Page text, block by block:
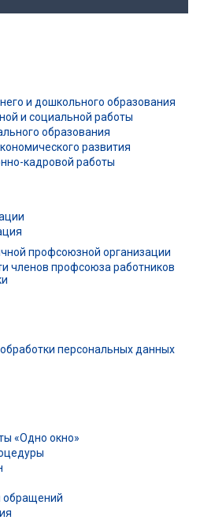
и дошкольного образования
и социальной работы
образования
развития
кадровой работы
профсоюзной организации
членов профсоюза работников
персональных данных
«Одно окно»
обращений